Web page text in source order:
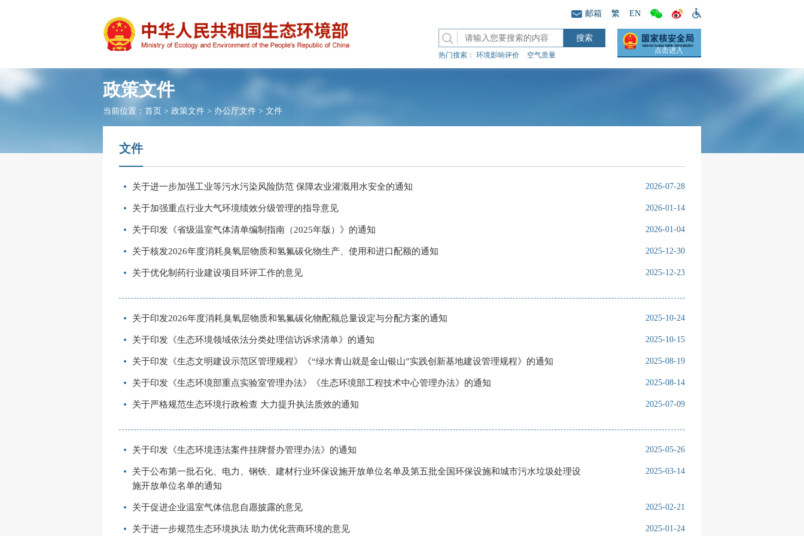
邮箱 繁 EN
热门搜索： 环境影响评价 空气质量
点击进入
政策文件
当前位置： 首页 > 政策文件 > 办公厅文件 > 文件
文件
2026-07-28
关于进一步加强工业等污水污染风险防范 保障农业灌溉用水安全的通知
2026-01-14
关于加强重点行业大气环境绩效分级管理的指导意见
2026-01-04
关于印发《省级温室气体清单编制指南（2025年版）》的通知
2025-12-30
关于核发2026年度消耗臭氧层物质和氢氟碳化物生产、使用和进口配额的通知
2025-12-23
关于优化制药行业建设项目环评工作的意见
2025-10-24
关于印发2026年度消耗臭氧层物质和氢氟碳化物配额总量设定与分配方案的通知
2025-10-15
关于印发《生态环境领域依法分类处理信访诉求清单》的通知
2025-08-19
关于印发《生态文明建设示范区管理规程》《“绿水青山就是金山银山”实践创新基地建设管理规程》的通知
2025-08-14
关于印发《生态环境部重点实验室管理办法》《生态环境部工程技术中心管理办法》的通知
2025-07-09
关于严格规范生态环境行政检查 大力提升执法质效的通知
2025-05-26
关于印发《生态环境违法案件挂牌督办管理办法》的通知
2025-03-14
关于公布第一批石化、电力、钢铁、建材行业环保设施开放单位名单及第五批全国环保设施和城市污水垃圾处理设
施开放单位名单的通知
2025-02-21
关于促进企业温室气体信息自愿披露的意见
2025-01-24
关于进一步规范生态环境执法 助力优化营商环境的意见